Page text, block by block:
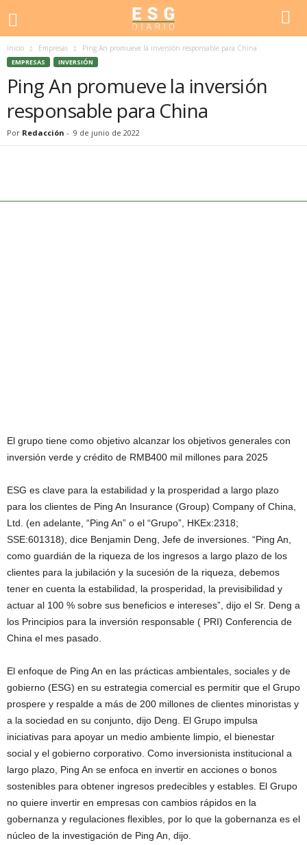
Inicio Empresas Ping An promueve la inversión responsable para China
EMPRESAS INVERSIÓN
Ping An promueve la inversión
responsable para China
Por Redacción - 9 de junio de 2022
El grupo tiene como objetivo alcanzar los objetivos generales con
inversión verde y crédito de RMB400 mil millones para 2025
ESG es clave para la estabilidad y la prosperidad a largo plazo
para los clientes de Ping An Insurance (Group) Company of China,
Ltd. (en adelante, “Ping An” o el “Grupo”, HKEx:2318;
SSE:601318), dice Benjamin Deng, Jefe de inversiones. “Ping An,
como guardián de la riqueza de los ingresos a largo plazo de los
clientes para la jubilación y la sucesión de la riqueza, debemos
tener en cuenta la estabilidad, la prosperidad, la previsibilidad y
actuar al 100 % sobre sus beneficios e intereses”, dijo el Sr. Deng a
los Principios para la inversión responsable ( PRI) Conferencia de
China el mes pasado.
El enfoque de Ping An en las prácticas ambientales, sociales y de
gobierno (ESG) en su estrategia comercial es permitir que el Grupo
prospere y respalde a más de 200 millones de clientes minoristas y
a la sociedad en su conjunto, dijo Deng. El Grupo impulsa
iniciativas para apoyar un medio ambiente limpio, el bienestar
social y el gobierno corporativo. Como inversionista institucional a
largo plazo, Ping An se enfoca en invertir en acciones o bonos
sostenibles para obtener ingresos predecibles y estables. El Grupo
no quiere invertir en empresas con cambios rápidos en la
gobernanza y regulaciones flexibles, por lo que la gobernanza es el
núcleo de la investigación de Ping An, dijo.